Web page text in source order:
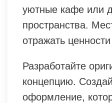
уютные кафе или
пространства.
отражать
Разработайте
концепцию.
оформление,